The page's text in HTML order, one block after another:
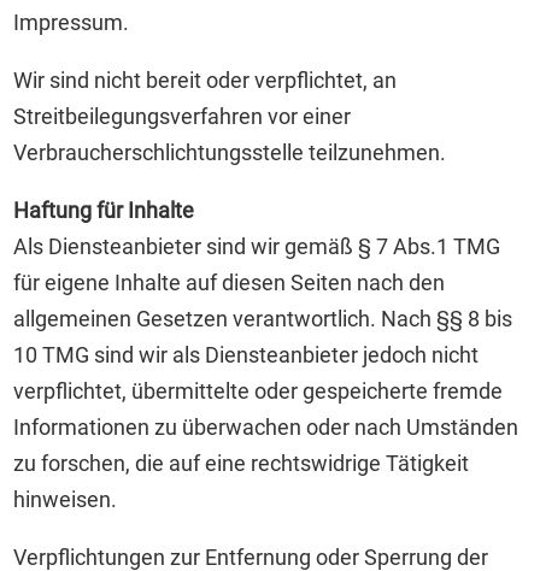
Impressum.
Wir sind nicht bereit oder verpflichtet, an
Streitbeilegungsverfahren vor einer
Verbraucherschlichtungsstelle teilzunehmen.
Haftung für Inhalte
Als Diensteanbieter sind wir gemäß § 7 Abs.1 TMG
für eigene Inhalte auf diesen Seiten nach den
allgemeinen Gesetzen verantwortlich. Nach §§ 8 bis
10 TMG sind wir als Diensteanbieter jedoch nicht
verpflichtet, übermittelte oder gespeicherte fremde
Informationen zu überwachen oder nach Umständen
zu forschen, die auf eine rechtswidrige Tätigkeit
hinweisen.
Verpflichtungen zur Entfernung oder Sperrung der